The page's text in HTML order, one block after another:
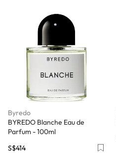
Byredo
BYREDO Blanche Eau de
Parfum - 100ml
S$414